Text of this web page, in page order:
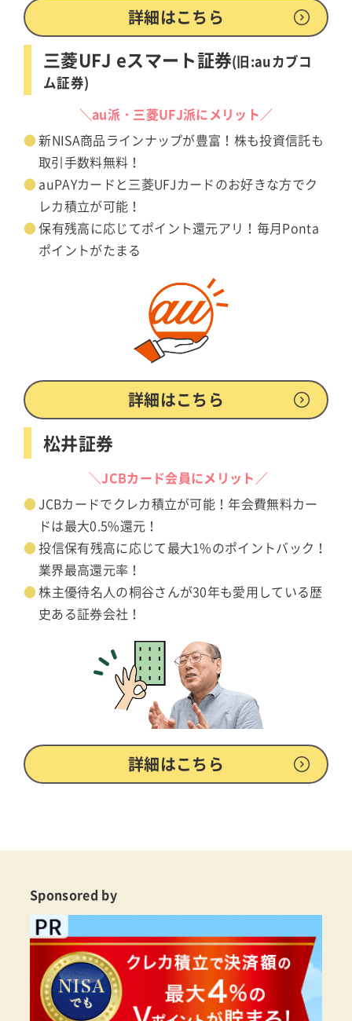
詳細はこちら
三菱UFJ eスマート証券(旧:auカブコ
ム証券)
＼au派・三菱UFJ派にメリット／
新NISA商品ラインナップが豊富！株も投資信託も
取引手数料無料！
auPAYカードと三菱UFJカードのお好きな方でク
レカ積立が可能！
保有残高に応じてポイント還元アリ！毎月Ponta
ポイントがたまる
詳細はこちら
松井証券
＼JCBカード会員にメリット／
JCBカードでクレカ積立が可能！年会費無料カー
ドは最大0.5%還元！
投信保有残高に応じて最大1%のポイントバック！
業界最高還元率！
株主優待名人の桐谷さんが30年も愛用している歴
史ある証券会社！
詳細はこちら
Sponsored by